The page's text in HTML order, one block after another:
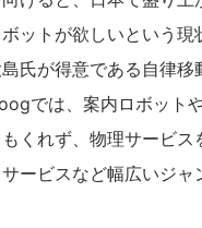
ットが欲しいという現
氏が得意である自律移
では、案内ロボット
くれず、物理サービ
ービスなど幅広いジャ